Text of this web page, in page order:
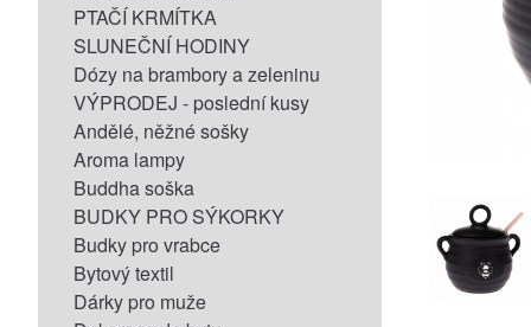
PTAČÍ KRMÍTKA
SLUNEČNÍ HODINY
Dózy na brambory a zeleninu
VÝPRODEJ - poslední kusy
Andělé, něžné sošky
Aroma lampy
Buddha soška
BUDKY PRO SÝKORKY
Budky pro vrabce
Bytový textil
Dárky pro muže